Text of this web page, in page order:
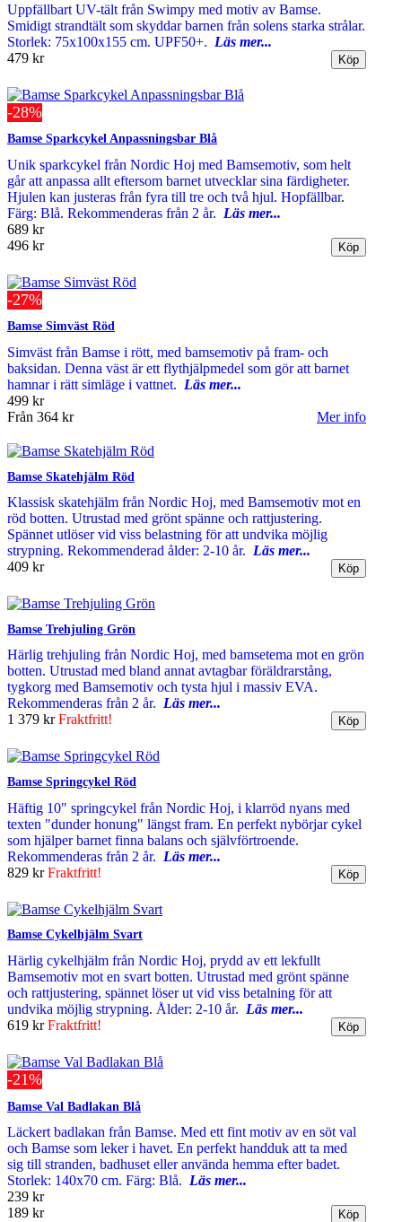
Uppfällbart UV-tält från Swimpy med motiv av Bamse.
Smidigt strandtält som skyddar barnen från solens starka strålar.
Storlek: 75x100x155 cm. UPF50+. Läs mer...
479 kr
-28%
Bamse Sparkcykel Anpassningsbar Blå
Unik sparkcykel från Nordic Hoj med Bamsemotiv, som helt
går att anpassa allt eftersom barnet utvecklar sina färdigheter.
Hjulen kan justeras från fyra till tre och två hjul. Hopfällbar.
Färg: Blå. Rekommenderas från 2 år. Läs mer...
689 kr
496 kr
-27%
Bamse Simväst Röd
Simväst från Bamse i rött, med bamsemotiv på fram- och
baksidan. Denna väst är ett flythjälpmedel som gör att barnet
hamnar i rätt simläge i vattnet. Läs mer...
499 kr
Från 364 kr Mer info
Bamse Skatehjälm Röd
Klassisk skatehjälm från Nordic Hoj, med Bamsemotiv mot en
röd botten. Utrustad med grönt spänne och rattjustering.
Spännet utlöser vid viss belastning för att undvika möjlig
strypning. Rekommenderad ålder: 2-10 år. Läs mer...
409 kr
Bamse Trehjuling Grön
Härlig trehjuling från Nordic Hoj, med bamsetema mot en grön
botten. Utrustad med bland annat avtagbar föräldrarstång,
tygkorg med Bamsemotiv och tysta hjul i massiv EVA.
Rekommenderas från 2 år. Läs mer...
1 379 krFraktfritt!
Bamse Springcykel Röd
Häftig 10" springcykel från Nordic Hoj, i klarröd nyans med
texten "dunder honung" längst fram. En perfekt nybörjar cykel
som hjälper barnet finna balans och självförtroende.
Rekommenderas från 2 år. Läs mer...
829 krFraktfritt!
Bamse Cykelhjälm Svart
Härlig cykelhjälm från Nordic Hoj, prydd av ett lekfullt
Bamsemotiv mot en svart botten. Utrustad med grönt spänne
och rattjustering, spännet löser ut vid viss betalning för att
undvika möjlig strypning. Ålder: 2-10 år. Läs mer...
619 krFraktfritt!
-21%
Bamse Val Badlakan Blå
Läckert badlakan från Bamse. Med ett fint motiv av en söt val
och Bamse som leker i havet. En perfekt handduk att ta med
sig till stranden, badhuset eller använda hemma efter badet.
Storlek: 140x70 cm. Färg: Blå. Läs mer...
239 kr
189 kr